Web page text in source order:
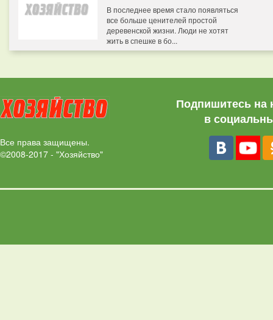
В последнее время стало появляться
все больше ценителей простой
деревенской жизни. Люди не хотят
жить в спешке в бо...
Все права защищены.
©2008-2017 - "Хозяйство"
Подпишитесь на
в